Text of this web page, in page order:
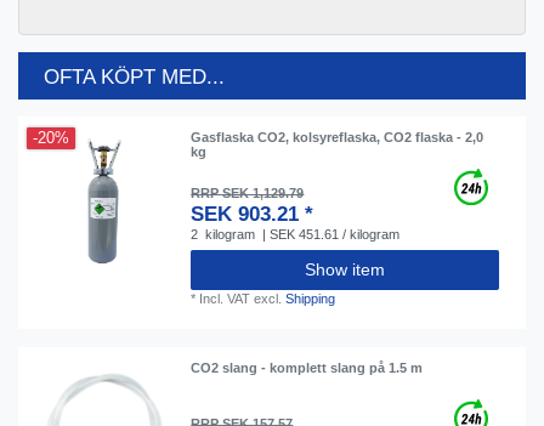
OFTA KÖPT MED...
-20%
Gasflaska CO2, kolsyreflaska, CO2 flaska - 2,0
kg
RRP SEK 1,129.79
SEK 903.21 *
2 kilogram | SEK 451.61 / kilogram
Show item
* Incl. VAT excl.Shipping
CO2 slang - komplett slang på 1.5 m
RRP SEK 157.57